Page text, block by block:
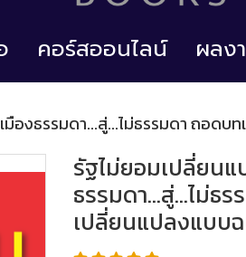
คอร์สออนไลน์ ผลง
งธรรมดา...สู่...ไม่ธรรมดา ถอดบ
รัฐไม่ยอมเปลี่ยน
ธรรมดา...สู่...ไม่ธ
เปลี่ยนแปลงแบบ